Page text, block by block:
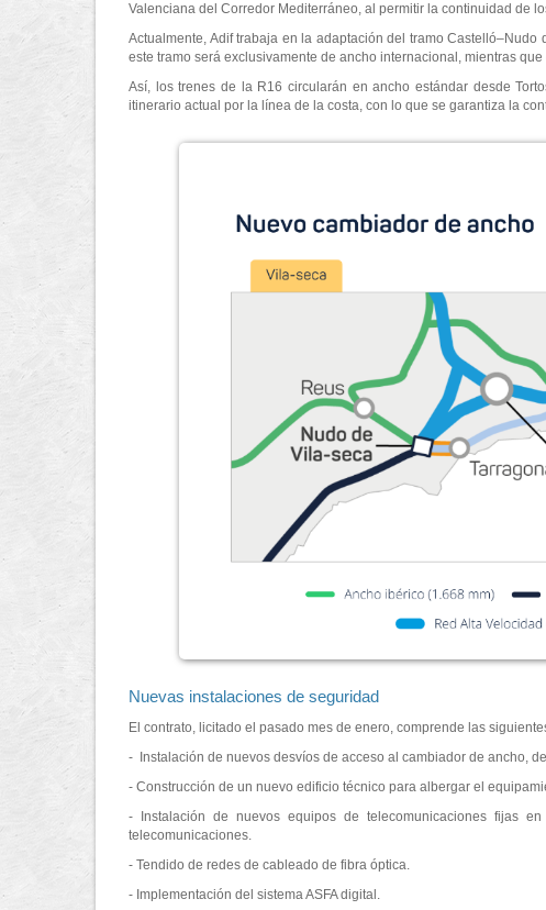
Valenciana del Corredor Mediterráneo, al permitir la continuidad de
Actualmente, Adif trabaja en la adaptación del tramo
este tramo será exclusivamente de ancho internacional, mientras
Así, los trenes de la R16 circularán en ancho estándar desde
itinerario actual por la línea de la costa, con lo que se garantiza la
Nuevas instalaciones de seguridad
El contrato, licitado el pasado mes de enero, comprende las
- Instalación de nuevos desvíos de acceso al cambiador de ancho,
- Construcción de un nuevo edificio técnico para albergar el
- Instalación de nuevos equipos de telecomunicaciones fijas
telecomunicaciones.
- Tendido de redes de cableado de fibra óptica.
- Implementación del sistema ASFA digital.